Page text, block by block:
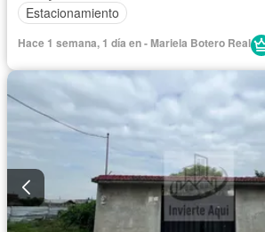
Estacionamiento
Hace 1 semana, 1 día en - Mariela Botero Real